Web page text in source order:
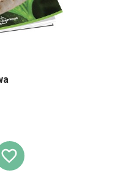
DO
DODAJ DO